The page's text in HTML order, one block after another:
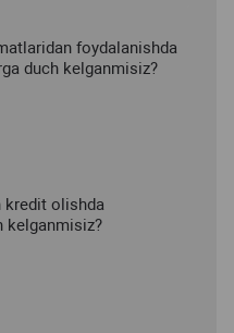
foydalanishda
duch kelganmisiz?
kredit olishda
kelganmisiz?